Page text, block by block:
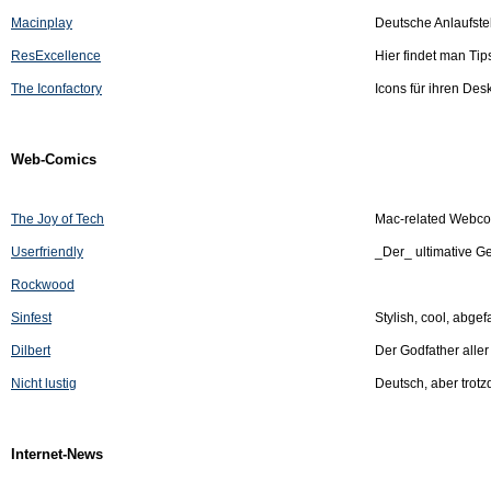
Macinplay Deutsche
ResExcellence Hier findet man
The Iconfactory Icons für ihren
Web-Comics
The Joy of Tech Mac-related
Userfriendly _Der_ ultimative
Rockwood
Sinfest Stylish, cool,
Dilbert Der Godfather
Nicht lustig Deutsch, aber
Internet-News